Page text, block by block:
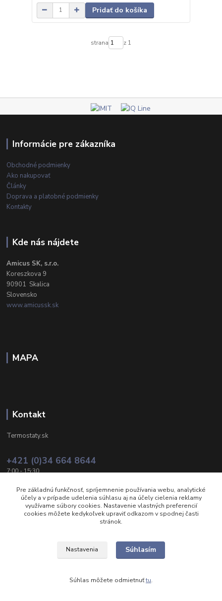
Pridať do košíka
strana z 1
Informácie pre zákazníka
Obchodné podmienky
Ako nakupovať
Články
Doprava a platobné podmienky
Kontakty
Kde nás nájdete
Amicus SK, s.r.o.
Koreszkova 9
90901 Skalica
Slovensko
www.amicussk.sk
MAPA
Kontakt
Termostaty.sk
+421 (0)34 664 8644
7:00 - 15:30
info@termostaty.sk
Upravit sběr cookies.
Pre základnú funkčnosť, spríjemnenie používania webu, analytické
účely a v prípade udelenia súhlasu aj na účely cielenia reklamy
využívame súbory cookies. Nastavenie vlastných preferencií
cookies môžete kedykoľvek upraviť odkazom v spodnej časti
stránok.
Nastavenia Súhlasím
Súhlas môžete odmietnuťtu.